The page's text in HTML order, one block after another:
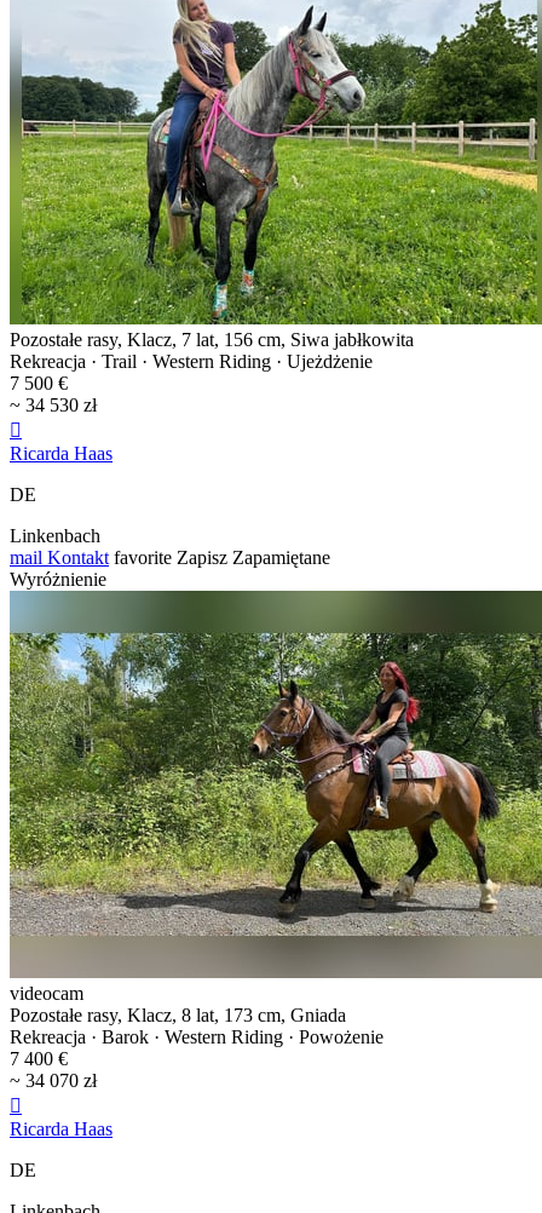
Pozostałe rasy, Klacz, 7 lat, 156 cm, Siwa jabłkowita
Rekreacja · Trail · Western Riding · Ujeżdżenie
7 500 €
~ 34 530 zł

Ricarda Haas
DE
Linkenbach
mail Kontakt favorite Zapisz Zapamiętane
Wyróżnienie
videocam
Pozostałe rasy, Klacz, 8 lat, 173 cm, Gniada
Rekreacja · Barok · Western Riding · Powożenie
7 400 €
~ 34 070 zł

Ricarda Haas
DE